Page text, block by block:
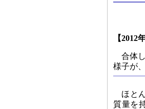
【2012
合体
様子が
ほと
質量を